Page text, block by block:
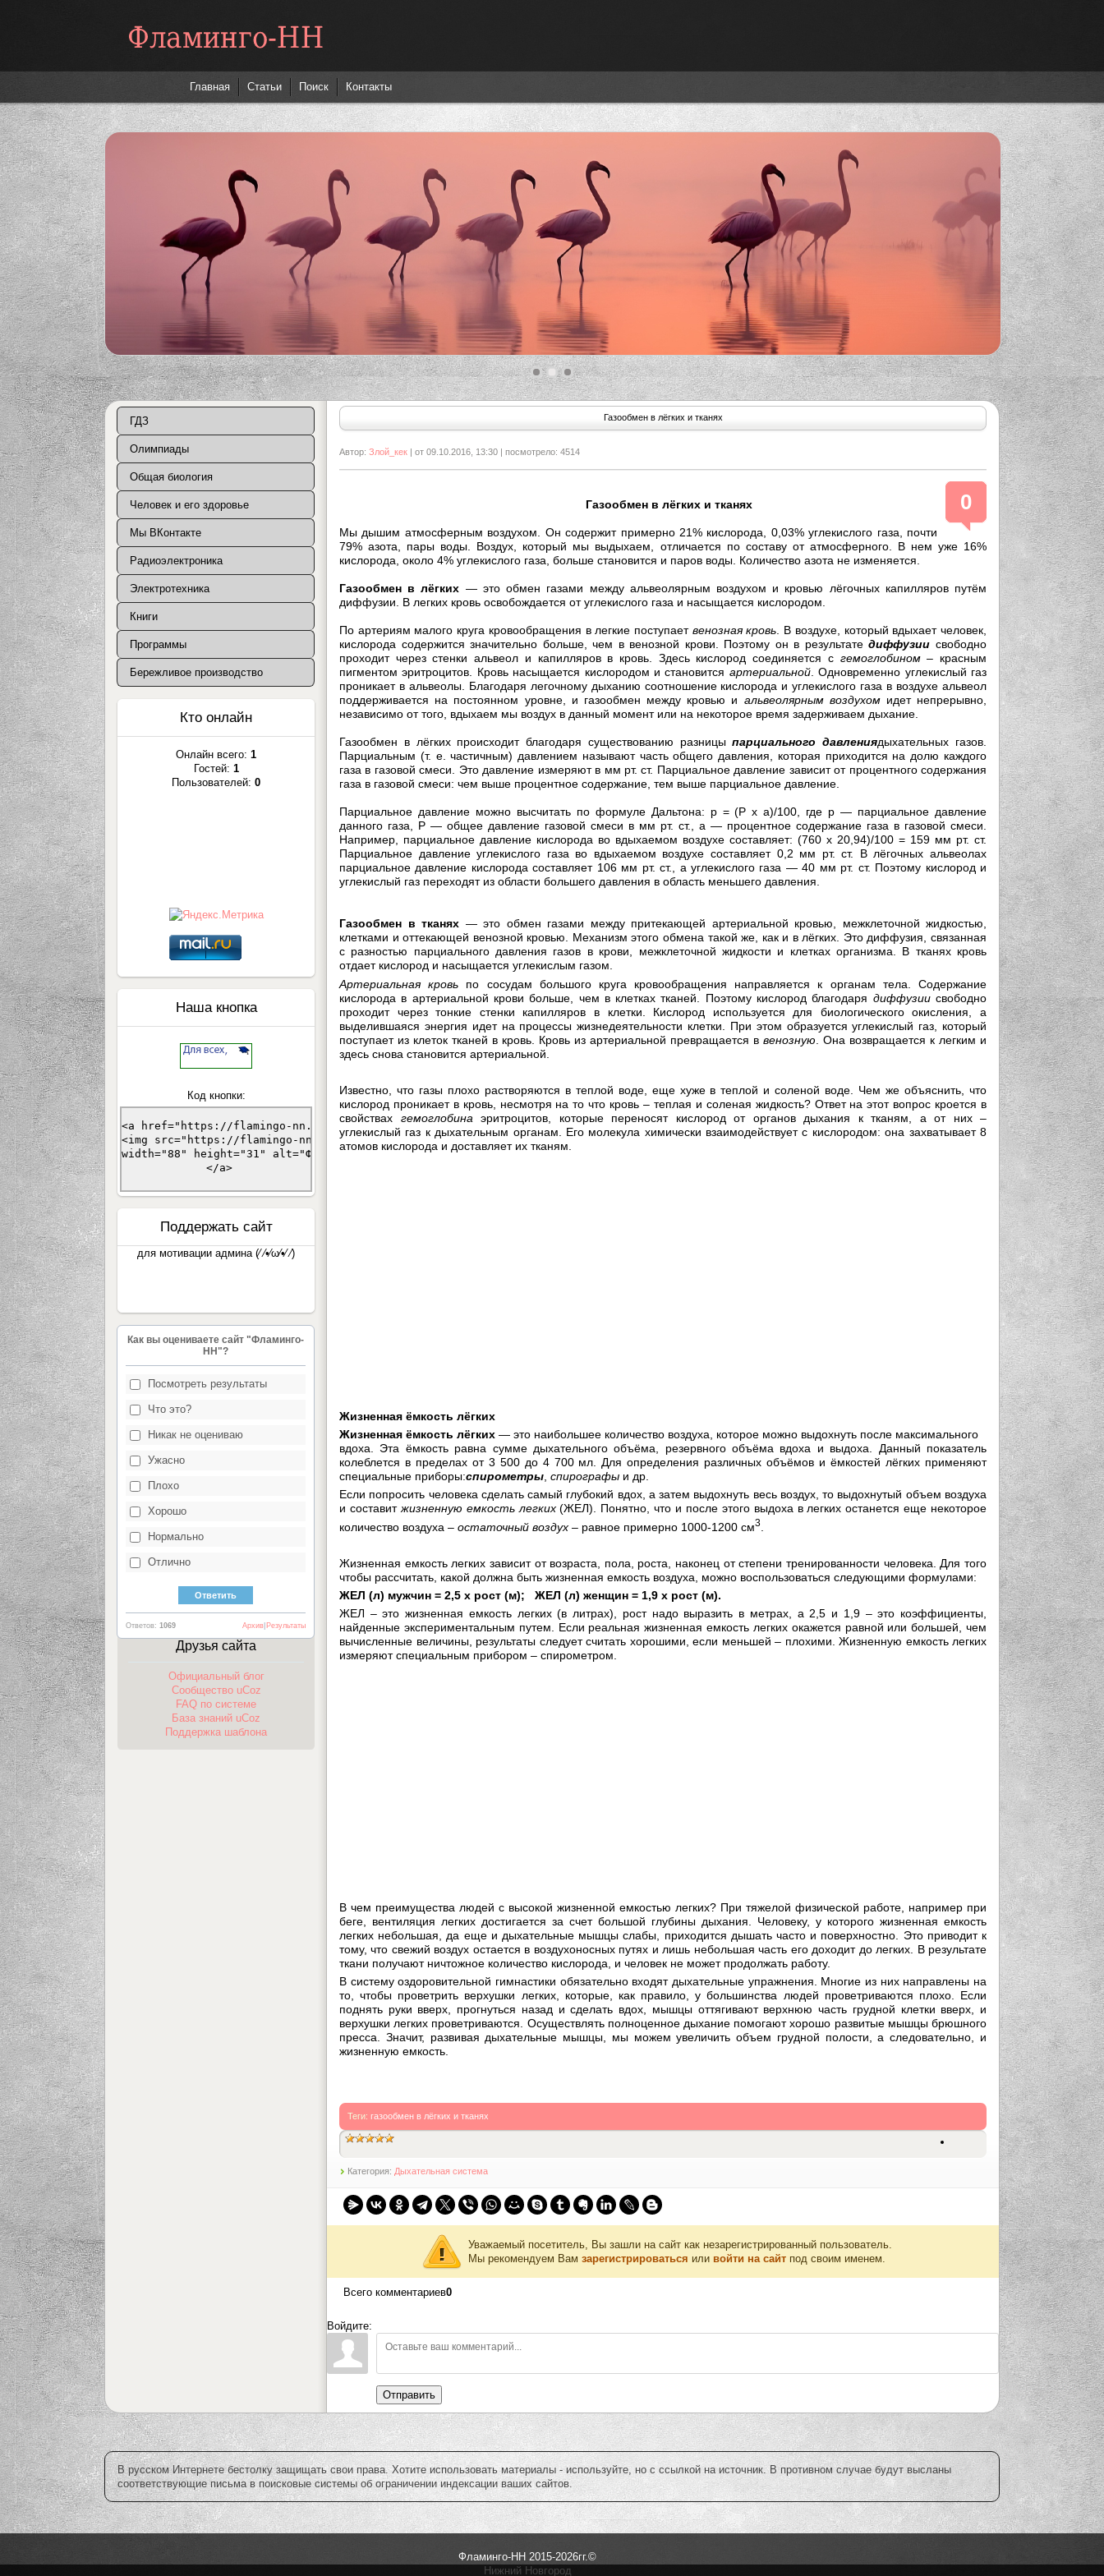
Главная Статьи Поиск Контакты
1 2 3
Газообмен в лёгких и тканях
Автор: Злой_кек | от 09.10.2016, 13:30 | посмотрело: 4514
0
Газообмен в лёгких и тканях
Мы дышим атмосферным воздухом. Он содержит примерно 21% кислорода, 0,03% углекислого газа, почти
79% азота, пары воды. Воздух, который мы выдыхаем, отличается по составу от атмосферного. В нем уже 16%
кислорода, около 4% углекислого газа, больше становится и паров воды. Количество азота не изменяется.
Газообмен в лёгких — это обмен газами между альвеолярным воздухом и кровью лёгочных капилляров путём
диффузии. В легких кровь освобождается от углекислого газа и насыщается кислородом.
По артериям малого круга кровообращения в легкие поступает венозная кровь. В воздухе, который вдыхает человек,
кислорода содержится значительно больше, чем в венозной крови. Поэтому он в результатедиффузии свободно
проходит через стенки альвеол и капилляров в кровь. Здесь кислород соединяется с гемоглобином– красным
пигментом эритроцитов. Кровь насыщается кислородом и становится артериальной. Одновременно углекислый газ
проникает в альвеолы. Благодаря легочному дыханию соотношение кислорода и углекислого газа в воздухе альвеол
поддерживается на постоянном уровне, и газообмен между кровью и альвеолярным воздухомидет непрерывно,
независимо от того, вдыхаем мы воздух в данный момент или на некоторое время задерживаем дыхание.
Газообмен в лёгких происходит благодаря существованию разницыпарциального давлениядыхательных газов.
Парциальным (т. е. частичным) давлением называют часть общего давления, которая приходится на долю каждого
газа в газовой смеси. Это давление измеряют в мм рт. ст. Парциальное давление зависит от процентного содержания
газа в газовой смеси: чем выше процентное содержание, тем выше парциальное давление.
Парциальное давление можно высчитать по формуле Дальтона: р = (Р х а)/100, где р — парциальное давление
данного газа, Р — общее давление газовой смеси в мм рт. ст., а — процентное содержание газа в газовой смеси.
Например, парциальное давление кислорода во вдыхаемом воздухе составляет: (760 х 20,94)/100 = 159 мм рт. ст.
Парциальное давление углекислого газа во вдыхаемом воздухе составляет 0,2 мм рт. ст. В лёгочных альвеолах
парциальное давление кислорода составляет 106 мм рт. ст., а углекислого газа — 40 мм рт. ст. Поэтому кислород и
углекислый газ переходят из области большего давления в область меньшего давления.
Газообмен в тканях — это обмен газами между притекающей артериальной кровью, межклеточной жидкостью,
клетками и оттекающей венозной кровью. Механизм этого обмена такой же, как и в лёгких. Это диффузия, связанная
с разностью парциального давления газов в крови, межклеточной жидкости и клетках организма. В тканях кровь
отдает кислород и насыщается углекислым газом.
Артериальная кровь по сосудам большого круга кровообращения направляется к органам тела. Содержание
кислорода в артериальной крови больше, чем в клетках тканей. Поэтому кислород благодаря диффузиисвободно
проходит через тонкие стенки капилляров в клетки. Кислород используется для биологического окисления, а
выделившаяся энергия идет на процессы жизнедеятельности клетки. При этом образуется углекислый газ, который
поступает из клеток тканей в кровь. Кровь из артериальной превращается в венозную . Она возвращается к легким и
здесь снова становится артериальной.
Известно, что газы плохо растворяются в теплой воде, еще хуже в теплой и соленой воде. Чем же объяснить, что
кислород проникает в кровь, несмотря на то что кровь – теплая и соленая жидкость? Ответ на этот вопрос кроется в
свойствах гемоглобина эритроцитов, которые переносят кислород от органов дыхания к тканям, а от них –
углекислый газ к дыхательным органам. Его молекула химически взаимодействует с кислородом: она захватывает 8
атомов кислорода и доставляет их тканям.
Жизненная ёмкость лёгких
Жизненная ёмкость лёгких — это наибольшее количество воздуха, которое можно выдохнуть после максимального
вдоха. Эта ёмкость равна сумме дыхательного объёма, резервного объёма вдоха и выдоха. Данный показатель
колеблется в пределах от 3 500 до 4 700 мл. Для определения различных объёмов и ёмкостей лёгких применяют
специальные приборы:спирометры спирографы и др.
Если попросить человека сделать самый глубокий вдох, а затем выдохнуть весь воздух, то выдохнутый объем воздуха
и составит жизненную емкость легких(ЖЕЛ). Понятно, что и после этого выдоха в легких останется еще некоторое
количество воздуха – остаточный воздух – равное примерно 1000-1200 см3
Жизненная емкость легких зависит от возраста, пола, роста, наконец от степени тренированности человека. Для того
чтобы рассчитать, какой должна быть жизненная емкость воздуха, можно воспользоваться следующими формулами:
ЖЕЛ (л) мужчин = 2,5 x рост (м); ЖЕЛ (л) женщин = 1,9 x рост (м).
ЖЕЛ – это жизненная емкость легких (в литрах), рост надо выразить в метрах, а 2,5 и 1,9 – это коэффициенты,
найденные экспериментальным путем. Если реальная жизненная емкость легких окажется равной или большей, чем
вычисленные величины, результаты следует считать хорошими, если меньшей – плохими. Жизненную емкость легких
измеряют специальным прибором – спирометром.
В чем преимущества людей с высокой жизненной емкостью легких? При тяжелой физической работе, например при
беге, вентиляция легких достигается за счет большой глубины дыхания. Человеку, у которого жизненная емкость
легких небольшая, да еще и дыхательные мышцы слабы, приходится дышать часто и поверхностно. Это приводит к
тому, что свежий воздух остается в воздухоносных путях и лишь небольшая часть его доходит до легких. В результате
ткани получают ничтожное количество кислорода, и человек не может продолжать работу.
В систему оздоровительной гимнастики обязательно входят дыхательные упражнения. Многие из них направлены на
то, чтобы проветрить верхушки легких, которые, как правило, у большинства людей проветриваются плохо. Если
поднять руки вверх, прогнуться назад и сделать вдох, мышцы оттягивают верхнюю часть грудной клетки вверх, и
верхушки легких проветриваются. Осуществлять полноценное дыхание помогают хорошо развитые мышцы брюшного
пресса. Значит, развивая дыхательные мышцы, мы можем увеличить объем грудной полости, а следовательно, и
жизненную емкость.
Теги: газообмен в лёгких и тканях
Категория: Дыхательная система
Уважаемый посетитель, Вы зашли на сайт как незарегистрированный пользователь.
Мы рекомендуем Вам зарегистрироваться или войти на сайт под своим именем.
Всего комментариев0
Войдите:
Отправить
ГДЗ
Олимпиады
Общая биология
Человек и его здоровье
Мы ВКонтакте
Радиоэлектроника
Электротехника
Книги
Программы
Бережливое производство
Кто онлайн
Онлайн всего: 1
Гостей: 1
Пользователей: 0
Наша кнопка
Код кнопки:
<a href="https://flamingo-nn.ucoz.com/" target="_blank">
<img src="https://flamingo-nn.ucoz.com/banner/knopka-flamingo-nn.gif"
width="88" height="31" alt="Фламинго-НН" title="Перейти на сайт" border="0" />
</a>
Поддержать сайт
для мотивации админа (⁄ ⁄•⁄ω⁄•⁄ ⁄)
Как вы оцениваете сайт "Фламинго-
НН"?
Посмотреть результаты
Что это?
Никак не оцениваю
Ужасно
Плохо
Хорошо
Нормально
Отлично
Ответов: 1069 Результаты
Архив
Друзья сайта
Официальный блог
Сообщество uCoz
FAQ по системе
База знаний uCoz
Поддержка шаблона
В русском Интернете бестолку защищать свои права. Хотите использовать материалы - используйте, но c ссылкой на источник. В противном случае будут высланы
соответствующие письма в поисковые системы об ограничении индексации ваших сайтов.
Фламинго-НН 2015-2026гг.©
Нижний Новгород